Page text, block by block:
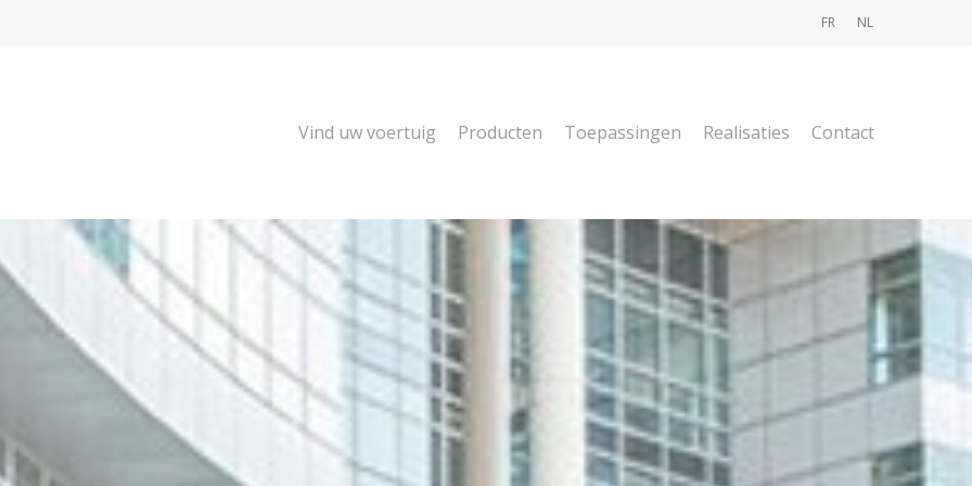
FR NL
Vind uw voertuig Producten Toepassingen Realisaties Contact